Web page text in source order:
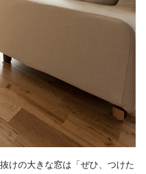
けの大きな窓は「ぜひ、つけた